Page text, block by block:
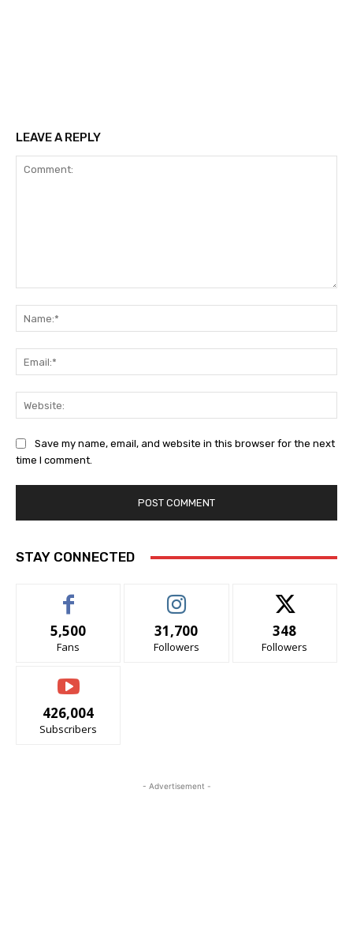
LEAVE A REPLY
Save my name, email, and website in this browser for the next
time I comment.
STAY CONNECTED
5,500
Fans
31,700
Followers
348
Followers
426,004
Subscribers
- Advertisement -